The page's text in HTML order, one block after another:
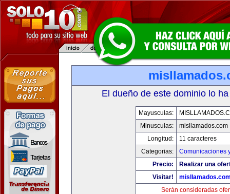
El dueño de este dominio lo
Mayusculas:
Minusculas:
misllamados.com
Longitud:
11 caracteres
Categorias:
Comunicaciones
Precio:
Realizar una
Visitar!
Serán consideradas